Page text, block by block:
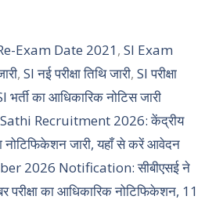
Exam Date 2021,SI Exam
, SI नई परीक्षा तिथि जारी, SI परीक्षा
भर्ती का आधिकारिक नोटिस जारी
Recruitment 2026: केंद्रीय
नोटिफिकेशन जारी, यहाँ से करें आवेदन
2026 Notification: सीबीएसई ने
परीक्षा का आधिकारिक नोटिफिकेशन, 11